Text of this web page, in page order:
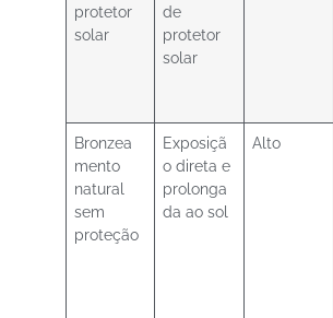
protetor
solar
de
protetor
solar
Bronzea
mento
natural
sem
proteção
Exposiçã
o direta e
prolonga
da ao sol
Alto